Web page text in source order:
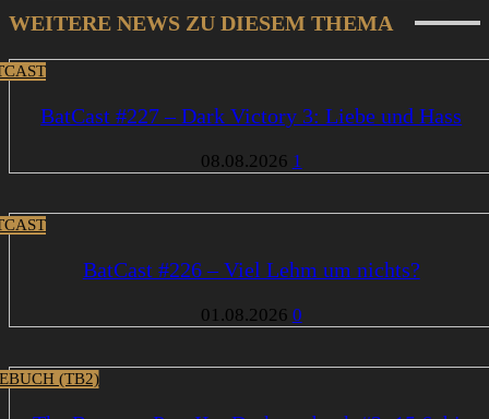
WEITERE NEWS ZU DIESEM THEMA
BatCast #227 – Dark Victory 3: Liebe und Hass
08.08.2026 1
BatCast #226 – Viel Lehm um nichts?
01.08.2026 0
(TB2)